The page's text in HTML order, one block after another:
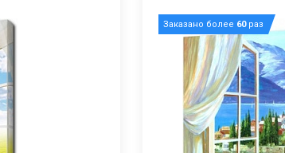
Заказано более 60раз